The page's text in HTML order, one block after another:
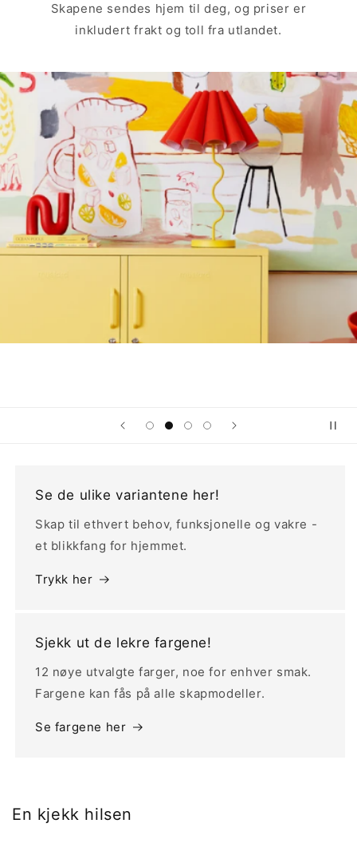
Skapene sendes hjem til deg, og priser er
inkludert frakt og toll fra utlandet.
Se de ulike variantene her!
Skap til ethvert behov, funksjonelle og vakre -
et blikkfang for hjemmet.
Trykk her
Sjekk ut de lekre fargene!
12 nøye utvalgte farger, noe for enhver smak.
Fargene kan fås på alle skapmodeller.
Se fargene her
En kjekk hilsen